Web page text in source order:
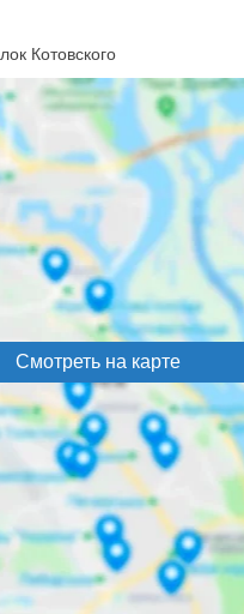
Котовского
Смотреть на карте